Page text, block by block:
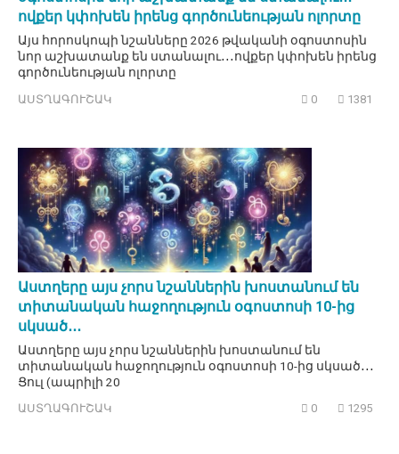
ովքեր կփոխեն իրենց գործունեության ոլորտը
Այս հորոսկոպի նշանները 2026 թվականի օգոստոսին
նոր աշխատանք են ստանալու․․․ովքեր կփոխեն իրենց
գործունեության ոլորտը
ԱՍՏՂԱԳՈՒՇԱԿ 0 1381
Աստղերը այս չորս նշաններին խոստանում են
տիտանական հաջողություն օգոստոսի 10-ից
սկսած․․․
Աստղերը այս չորս նշաններին խոստանում են
տիտանական հաջողություն օգոստոսի 10-ից սկսած․․․
Ցուլ (ապրիլի 20
ԱՍՏՂԱԳՈՒՇԱԿ 0 1295